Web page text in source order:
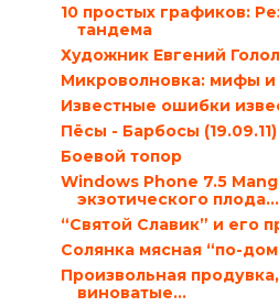
10 простых графиков:
тандема
Художник Евгений
Микроволновка: мифы
Известные ошибки
Пёсы - Барбосы (19.09.11)
Боевой топор
Windows Phone 7.5
экзотического плода…
“Святой Славик” и его
Солянка мясная “по-
Произвольная
виноватые…